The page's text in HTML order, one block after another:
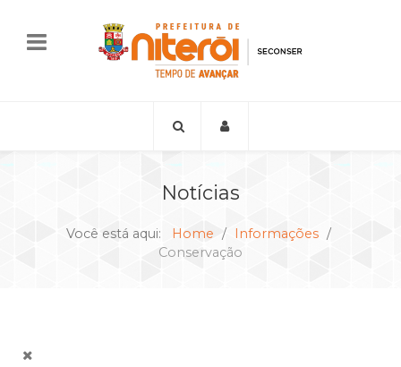
Notícias
Você está aqui: Home
Informações
Conservação